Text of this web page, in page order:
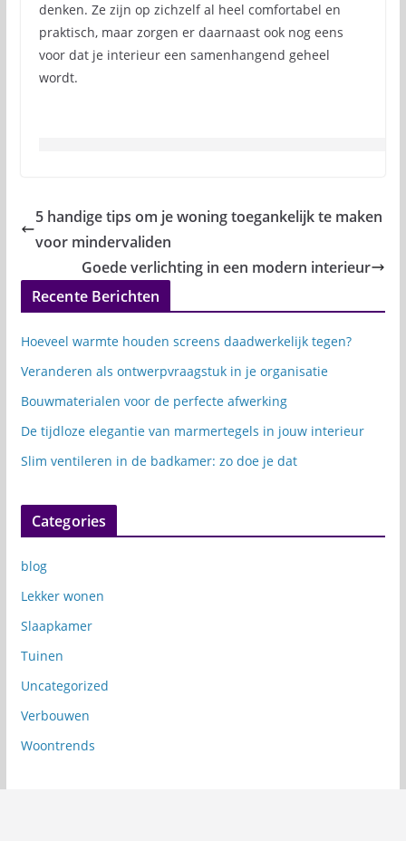
denken. Ze zijn op zichzelf al heel comfortabel en
praktisch, maar zorgen er daarnaast ook nog eens
voor dat je interieur een samenhangend geheel
wordt.
5 handige tips om je woning toegankelijk te maken
voor mindervaliden
Goede verlichting in een modern interieur
Recente Berichten
Hoeveel warmte houden screens daadwerkelijk tegen?
Veranderen als ontwerpvraagstuk in je organisatie
Bouwmaterialen voor de perfecte afwerking
De tijdloze elegantie van marmertegels in jouw interieur
Slim ventileren in de badkamer: zo doe je dat
Categories
blog
Lekker wonen
Slaapkamer
Tuinen
Uncategorized
Verbouwen
Woontrends